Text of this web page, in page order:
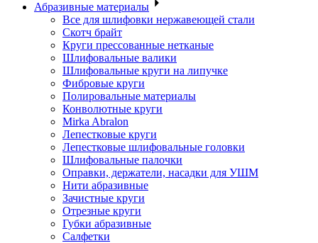
Абразивные материалы
Все для шлифовки нержавеющей стали
Скотч брайт
Круги прессованные нетканые
Шлифовальные валики
Шлифовальные круги на липучке
Фибровые круги
Полировальные материалы
Конволютные круги
Mirka Abralon
Лепестковые круги
Лепестковые шлифовальные головки
Шлифовальные палочки
Оправки, держатели, насадки для УШМ
Нити абразивные
Зачистные круги
Отрезные круги
Губки абразивные
Салфетки